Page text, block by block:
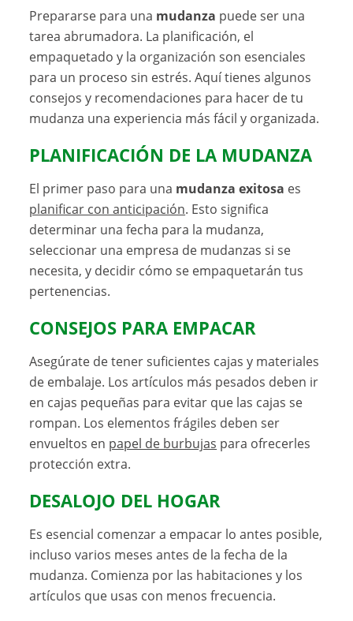
Prepararse para una mudanza puede ser una
tarea abrumadora. La planificación, el
empaquetado y la organización son esenciales
para un proceso sin estrés. Aquí tienes algunos
consejos y recomendaciones para hacer de tu
mudanza una experiencia más fácil y organizada.
PLANIFICACIÓN DE LA MUDANZA
El primer paso para una mudanza exitosa es
planificar con anticipación. Esto significa
determinar una fecha para la mudanza,
seleccionar una empresa de mudanzas si se
necesita, y decidir cómo se empaquetarán tus
pertenencias.
CONSEJOS PARA EMPACAR
Asegúrate de tener suficientes cajas y materiales
de embalaje. Los artículos más pesados deben ir
en cajas pequeñas para evitar que las cajas se
rompan. Los elementos frágiles deben ser
envueltos en papel de burbujas para ofrecerles
protección extra.
DESALOJO DEL HOGAR
Es esencial comenzar a empacar lo antes posible,
incluso varios meses antes de la fecha de la
mudanza. Comienza por las habitaciones y los
artículos que usas con menos frecuencia.